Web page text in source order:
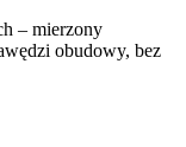
– mierzony
obudowy, bez